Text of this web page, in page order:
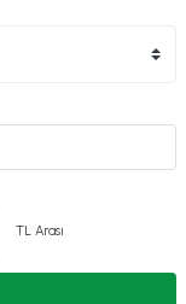
TL Arası